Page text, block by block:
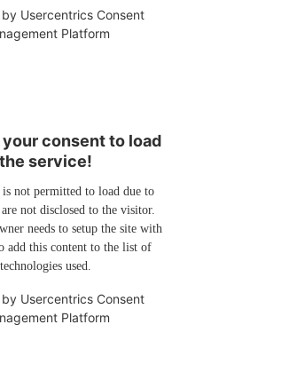
by Usercentrics Consent
Platform
your consent to load
the service!
not permitted to load due to
not disclosed to the visitor.
needs to setup the site with
add this content to the list of
technologies used.
by Usercentrics Consent
Platform